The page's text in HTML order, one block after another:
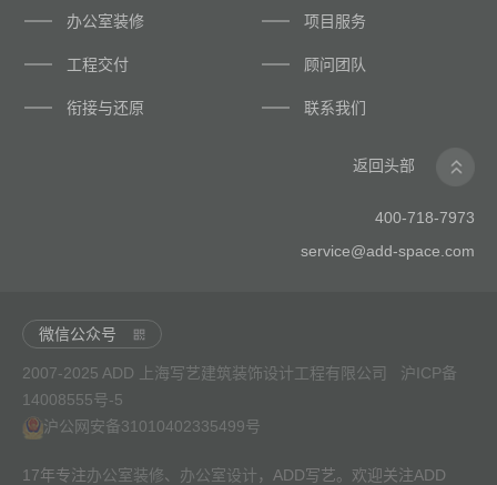
办公室装修 项目服务
工程交付 顾问团队
衔接与还原 联系我们
返回头部
400-718-7973
service@add-space.com
微信公众号
2007-2025 ADD 上海写艺建筑装饰设计工程有限公司 沪ICP备
14008555号-5
沪公网安备31010402335499号
17年专注办公室装修、 办公室设计 ，ADD写艺。欢迎关注ADD